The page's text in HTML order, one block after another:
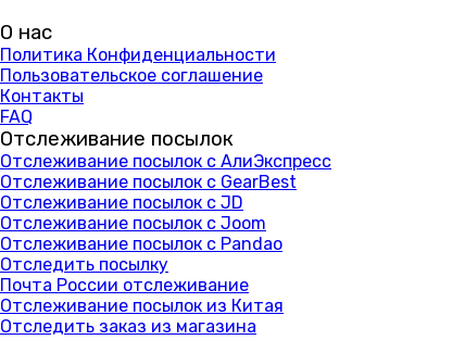
О нас
Политика Конфиденциальности
Пользовательское соглашение
Контакты
FAQ
Отслеживание посылок
Отслеживание посылок с АлиЭкспресс
Отслеживание посылок с GearBest
Отслеживание посылок с JD
Отслеживание посылок с Joom
Отслеживание посылок с Pandao
Отследить посылку
Почта России отслеживание
Отслеживание посылок из Китая
Отследить заказ из магазина